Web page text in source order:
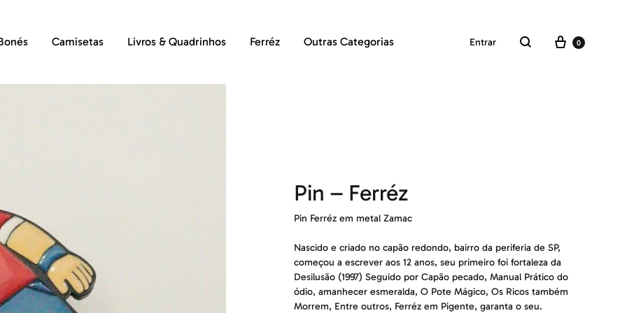
Camisetas Livros & Quadrinhos Ferréz Outras Categorias Entrar
Pesquisar
Carrinho
0
Pin – Ferréz
Pin Ferréz em metal Zamac
Nascido e criado no capão redondo, bairro da periferia de SP,
começou a escrever aos 12 anos, seu primeiro foi fortaleza da
Desilusão (1997) Seguido por Capão pecado, Manual Prático do
ódio, amanhecer esmeralda, O Pote Mágico, Os Ricos também
Morrem, Entre outros, Ferréz em Pigente, garanta o seu.